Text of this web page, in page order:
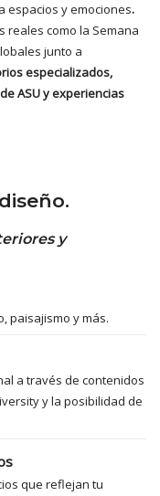
espacios y emociones.
reales como la Semana
junto a
especializados,
ASU y experiencias
y
paisajismo y más.
a través de contenidos
y la posibilidad de
que reflejan tu